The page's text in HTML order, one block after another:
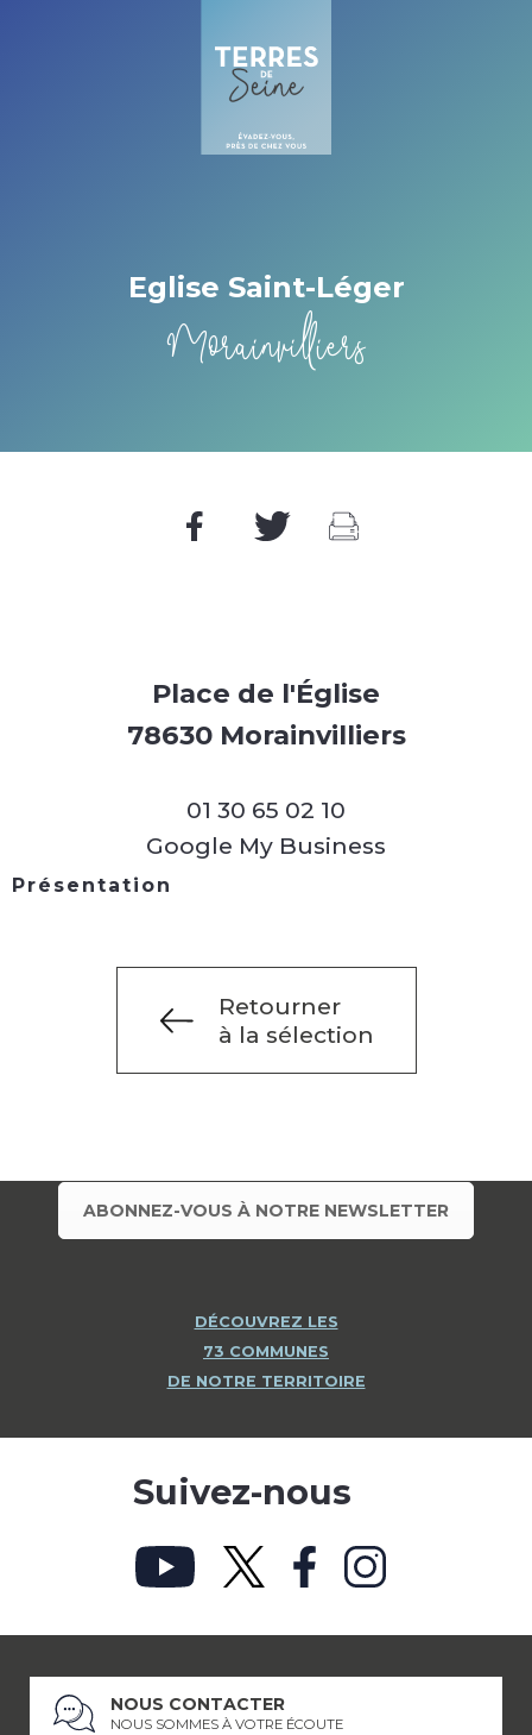
Eglise Saint-Léger
Morainvilliers
Place de l'Église
78630 Morainvilliers
01 30 65 02 10
Google My Business
Présentation
Retourner
à la sélection
ABONNEZ-VOUS À NOTRE NEWSLETTER
DÉCOUVREZ LES
73 COMMUNES
DE NOTRE TERRITOIRE
Suivez-nous
NOUS CONTACTER
NOUS SOMMES À VOTRE ÉCOUTE